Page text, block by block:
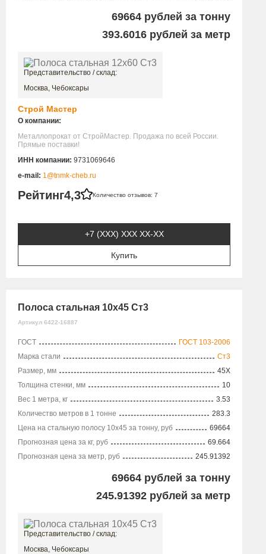
69664 рублей за тонну
393.6016 рублей за метр
Представительство / склад:
Москва, Чебоксары
Строй Мастер
О компании:
Металлопрокат от СтройМастер. Продажа по всей России.
Прямые поставки!
ИНН компании: 9731069646
e-mail: 1@tnmk-cheb.ru
Рейтинг4,3 Количество отзывов: 7
+7 (XXX) ХХХ ХХ-ХХ
Купить
Полоса стальная 10х45 Ст3
Артикул 6422-16887
ГОСТ
ГОСТ 103-2006
Марка стали
Ст3
Размер, мм
45X
Толщина стенки, мм
10
Вес 1 метра, кг
3.53
Количество метров в 1 тонне
283.3
Цена на стальную полосу 10х45 за тонну, руб
69664
Прогнозная цена за кг, руб
69.664
Прогнозная цена за метр, руб
245.91392
69664 рублей за тонну
245.91392 рублей за метр
Представительство / склад:
Москва, Чебоксары